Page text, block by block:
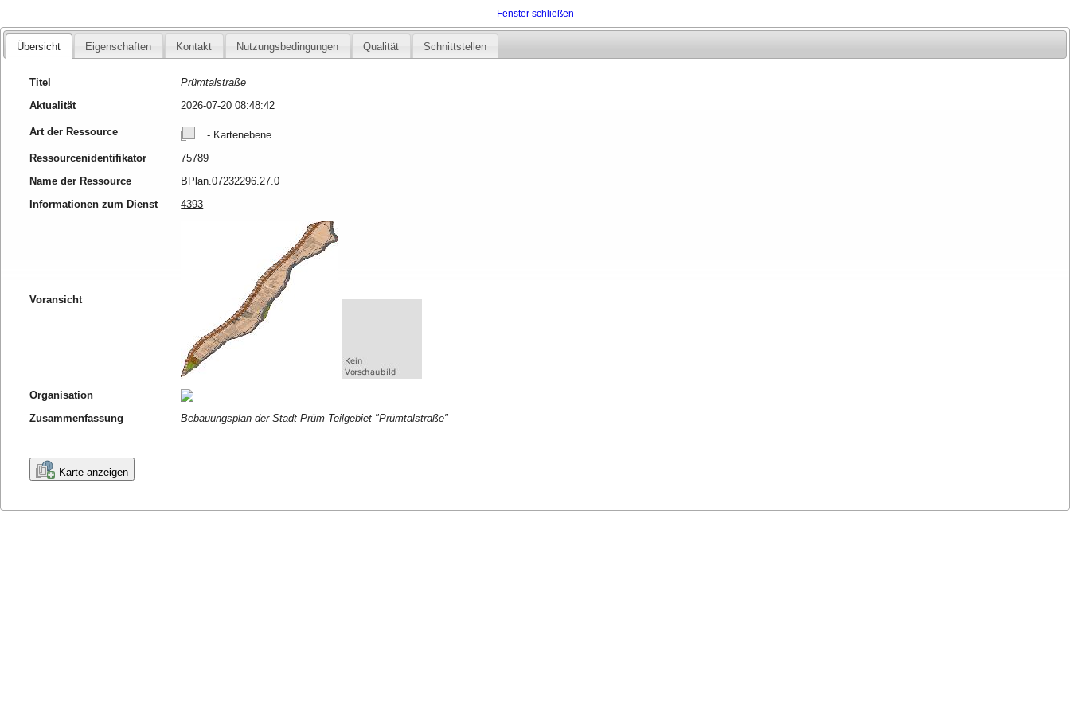
Fenster schließen
Übersicht Eigenschaften Kontakt Nutzungsbedingungen Qualität Schnittstellen
Titel
Prümtalstraße
Aktualität
2026-07-20 08:48:42
Art der Ressource
- Kartenebene
Ressourcenidentifikator
75789
Name der Ressource
BPlan.07232296.27.0
Informationen zum Dienst
4393
Voransicht
Organisation
Zusammenfassung
Bebauungsplan der Stadt Prüm Teilgebiet "Prümtalstraße"
Karte anzeigen